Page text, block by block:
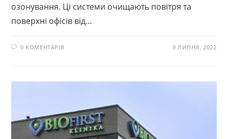
озонування. Ці системи очищають повітря та
поверхні офісів від…
0 КОМЕНТАРІВ 9 ЛИПНЯ, 2022